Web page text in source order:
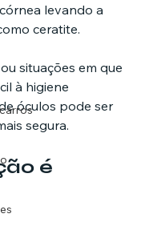
levando a
ceratite.
situações em que
à higiene
óculos pode ser
segura.
é